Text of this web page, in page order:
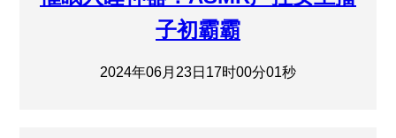
子初霸霸
2024年06月23日17时00分01秒